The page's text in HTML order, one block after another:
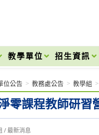
教學單位 招生資訊
零課程教師研習
位公告 > 教務處公告 > 教學組 >
/ 最新消息